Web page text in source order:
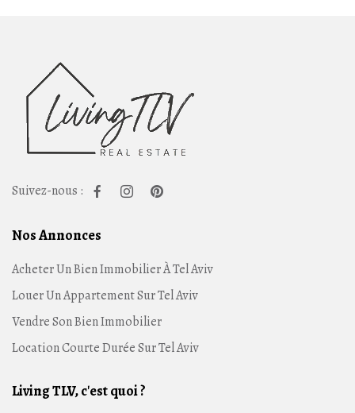
Suivez-nous :
Nos Annonces
Acheter Un Bien Immobilier À Tel Aviv
Louer Un Appartement Sur Tel Aviv
Vendre Son Bien Immobilier
Location Courte Durée Sur Tel Aviv
Living TLV, c'est quoi ?